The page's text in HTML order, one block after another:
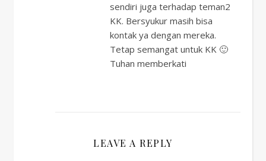
sendiri juga terhadap teman2
KK. Bersyukur masih bisa
kontak ya dengan mereka.
Tetap semangat untuk KK 🙂
Tuhan memberkati
LEAVE A REPLY